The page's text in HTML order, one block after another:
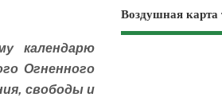
календарю
Огненного
свободы и
Воздушная карта